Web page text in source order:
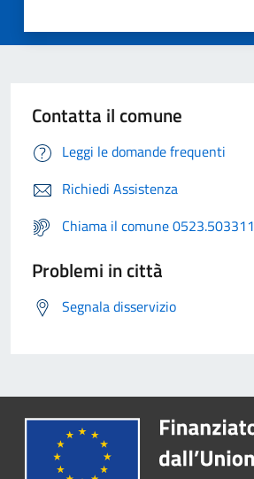
Contatta il comune
Leggi le domande frequenti
Richiedi Assistenza
Chiama il comune 0523.503311
Problemi in città
Segnala disservizio